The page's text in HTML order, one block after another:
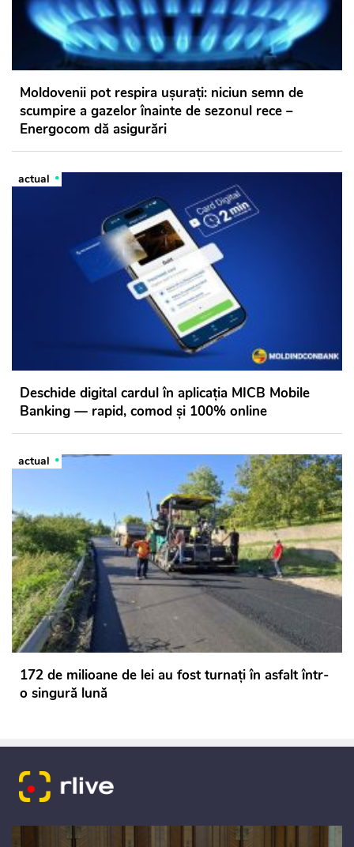
Moldovenii pot respira ușurați: niciun semn de
scumpire a gazelor înainte de sezonul rece –
Energocom dă asigurări
actual
Deschide digital cardul în aplicația MICB Mobile
Banking — rapid, comod și 100% online
actual
172 de milioane de lei au fost turnați în asfalt într-
o singură lună